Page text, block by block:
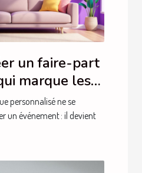
un faire-part
marque les
personnalisé ne se
un événement : il devient